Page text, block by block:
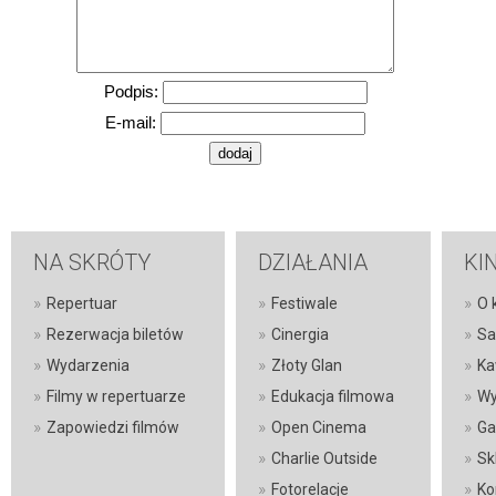
Podpis:
E-mail:
NA SKRÓTY
» Repertuar
» Rezerwacja biletów
» Wydarzenia
» Filmy w repertuarze
» Zapowiedzi filmów
DZIAŁANIA
» Festiwale
» Cinergia
» Złoty Glan
» Edukacja filmowa
» Open Cinema
» Charlie Outside
» Fotorelacje
» O
»
»
»
»
»
»